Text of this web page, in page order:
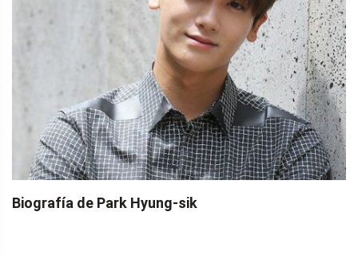
Biografía de Park Hyung-sik